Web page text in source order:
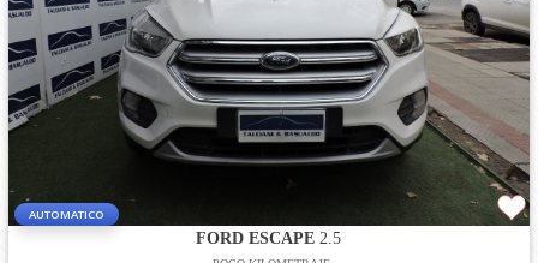
AUTOMATICO
FORD ESCAPE 2.5